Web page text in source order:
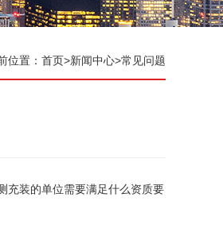
位置： 首页>新闻中心>常见问题
充装的单位需要满足什么资质要